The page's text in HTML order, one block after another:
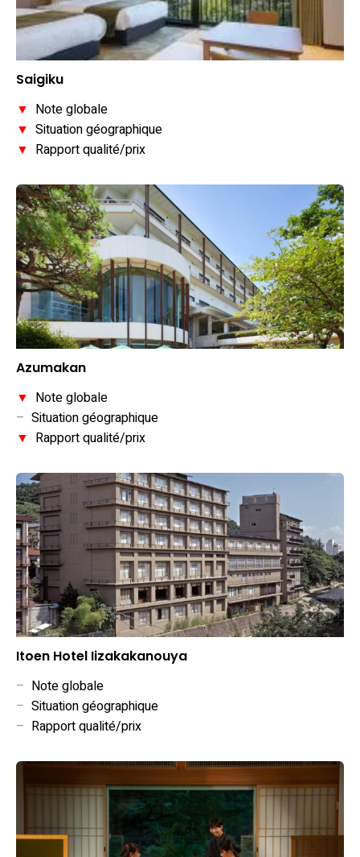
Saigiku
▼ Note globale
▼ Situation géographique
▼ Rapport qualité/prix
Azumakan
▼ Note globale
– Situation géographique
▼ Rapport qualité/prix
Itoen Hotel Iizakakanouya
– Note globale
– Situation géographique
– Rapport qualité/prix